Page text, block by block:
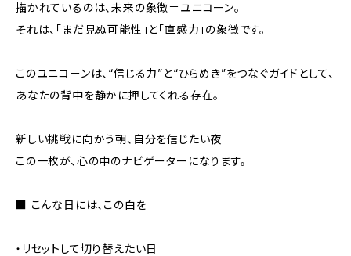
描かれているのは、未来の象徴＝ユニコーン。
それは、「まだ見ぬ可能性」と「直感力」の象徴です。
このユニコーンは、“信じる力”と“ひらめき”をつなぐガイドとして、
あなたの背中を静かに押してくれる存在。
新しい挑戦に向かう朝、自分を信じたい夜──
この一枚が、心の中のナビゲーターになります。
■ こんな日には、この白を
・リセットして切り替えたい日